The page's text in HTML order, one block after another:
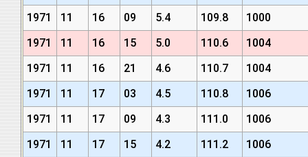
1971
11 16 09 5.4 109.8
1000
1971
11 16 15 5.0 110.6
1004
1971
11 16 21 4.6 110.7
1004
1971
11 17 03 4.5 110.8
1006
1971
11 17 09 4.3 111.0
1006
1971
11 17 15 4.2 111.2
1006